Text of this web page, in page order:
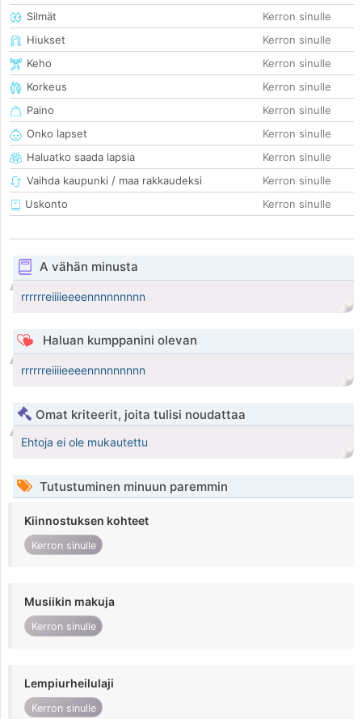
Silmät
Kerron sinulle
Hiukset
Kerron sinulle
Keho
Kerron sinulle
Korkeus
Kerron sinulle
Paino
Kerron sinulle
Onko lapset
Kerron sinulle
Haluatko saada lapsia
Kerron sinulle
Vaihda kaupunki / maa rakkaudeksi
Kerron sinulle
Uskonto
Kerron sinulle
A vähän minusta
rrrrrreiiiieeeennnnnnnnn
Haluan kumppanini olevan
rrrrrreiiiieeeennnnnnnnn
Omat kriteerit, joita tulisi noudattaa
Ehtoja ei ole mukautettu
Tutustuminen minuun paremmin
Kiinnostuksen kohteet
Kerron sinulle
Musiikin makuja
Kerron sinulle
Lempiurheilulaji
Kerron sinulle